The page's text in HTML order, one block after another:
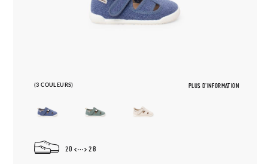
(3 COULEURS) PLUS D'INFORMATION
20 28